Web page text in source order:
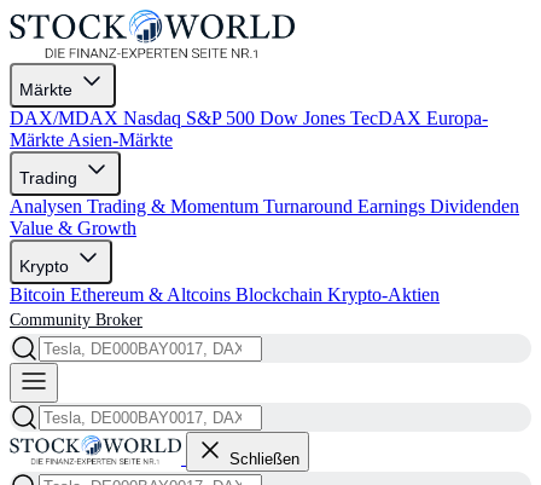
Märkte
DAX/MDAX Nasdaq S&P 500 Dow Jones TecDAX Europa-
Märkte Asien-Märkte
Trading
Analysen Trading & Momentum Turnaround Earnings Dividenden
Value & Growth
Krypto
Bitcoin Ethereum & Altcoins Blockchain Krypto-Aktien
Community Broker
Schließen